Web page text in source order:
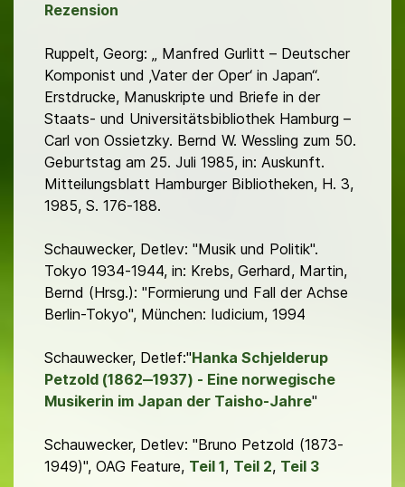
Rezension
Ruppelt, Georg: „ Manfred Gurlitt – Deutscher
Komponist und ‚Vater der Oper‘ in Japan“.
Erstdrucke, Manuskripte und Briefe in der
Staats- und Universitätsbibliothek Hamburg –
Carl von Ossietzky. Bernd W. Wessling zum 50.
Geburtstag am 25. Juli 1985, in: Auskunft.
Mitteilungsblatt Hamburger Bibliotheken, H. 3,
1985, S. 176-188.
Schauwecker, Detlev: "Musik und Politik".
Tokyo 1934-1944, in: Krebs, Gerhard, Martin,
Bernd (Hrsg.): "Formierung und Fall der Achse
Berlin-Tokyo", München: Iudicium, 1994
Schauwecker, Detlef:"Hanka Schjelderup
Petzold (1862‒1937) - Eine norwegische
Musikerin im Japan der Taisho-Jahre"
Schauwecker, Detlev: "Bruno Petzold (1873-
1949)", OAG Feature, Teil 1, Teil 2, Teil 3